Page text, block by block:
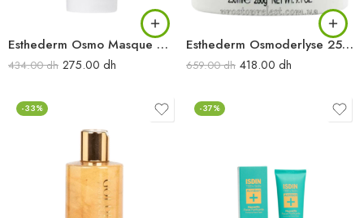
Esthederm Osmo Masque Gommant Clarifiant 75ML
434.00dh 275.00 dh
Esthederm Osmoderlyse 250ML
659.00dh 418.00 dh
-33% -37%